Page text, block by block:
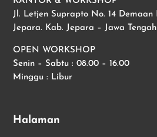
Jl. Letjen Suprapto No. 14 Demaan
Jepara. Kab. Jepara – Jawa Tengah
OPEN WORKSHOP
Senin – Sabtu : 08.00 – 16.00
Minggu : Libur
Halaman